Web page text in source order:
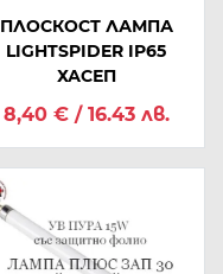
ПЛОСКОСТ ЛАМПА
LIGHTSPIDER IP65
ХАСЕП
8,40 € / 16.43 лв.